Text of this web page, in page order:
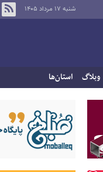
شنبه ۱۷ مرداد ۱۴۰۵
وبلاگ استان‌ها